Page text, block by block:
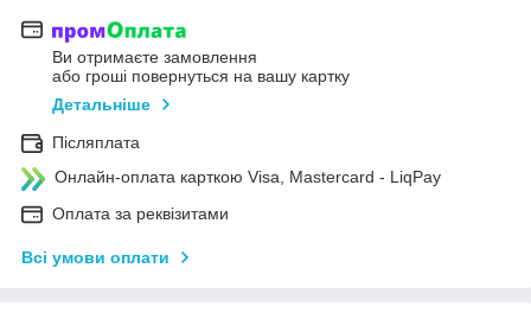
Ви отримаєте замовлення
або гроші повернуться на вашу картку
Детальніше
Післяплата
Онлайн-оплата карткою Visa, Mastercard - LiqPay
Оплата за реквізитами
Всі умови оплати